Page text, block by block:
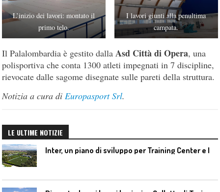
L’inizio dei lavori: montato il
primo telo.
I lavori giunti alla penultima
campata.
Il Palalombardia è gestito dallaAsd Città di Opera, una
polisportiva che conta 1300 atleti impegnati in 7 discipline,
rievocate dalle sagome disegnate sulle pareti della struttura.
Notizia a cura diEuropasport Srl.
LE ULTIME NOTIZIE